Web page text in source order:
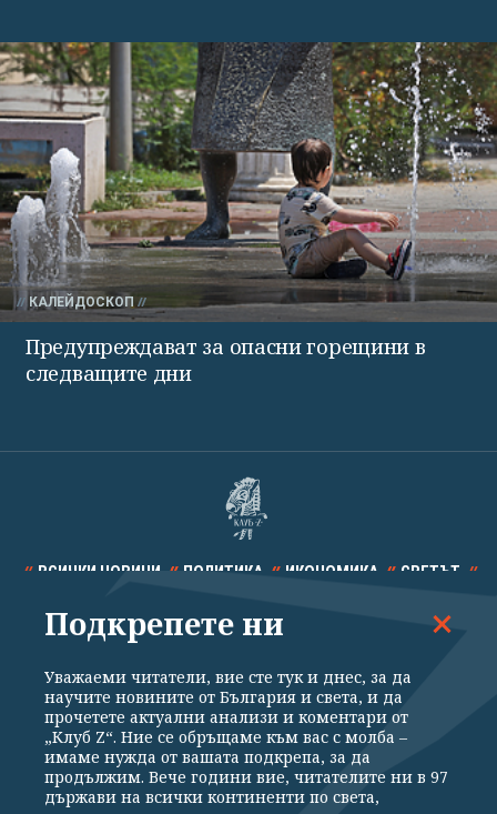
КАЛЕЙДОСКОП
Предупреждават за опасни горещини в
следващите дни
ВСИЧКИ НОВИНИ ПОЛИТИКА ИКОНОМИКА СВЕТЪТ
СПОРТ КУЛТУРА ТЕХНОЛОГИИ КАЛЕЙДОСКОП
Общи условия
Политика за поверителност
Подкрепете ни
Уважаеми читатели, вие сте тук и днес, за да
научите новините от България и света, и да
прочетете актуални анализи и коментари от
„Клуб Z“. Ние се обръщаме към вас с молба –
имаме нужда от вашата подкрепа, за да
продължим. Вече години вие, читателите ни в 97
държави на всички континенти по света,